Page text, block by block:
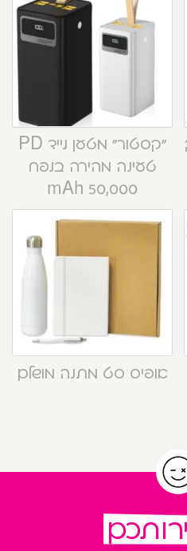
“קסטור” מטען נייד PD
טעינה מהירה בנפח
50,000 mAh
אופיס סט מתנה מושלם